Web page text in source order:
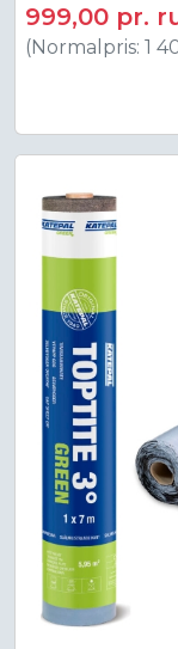
999,00 pr.
(Normalpris: 1